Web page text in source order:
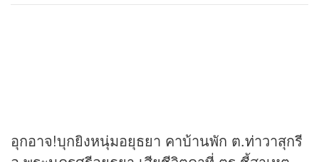
อุกอาจ!บุกยิงหนุ่มอยุธยา คาบ้านพัก ต.ท่าวาสุกรี